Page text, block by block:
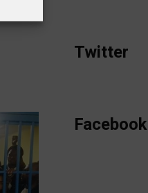
Twitter
Facebook